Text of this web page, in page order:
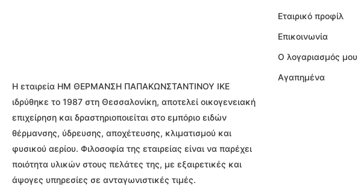
Η εταιρεία ΗΜ ΘΕΡΜΑΝΣΗ ΠΑΠΑΚΩΝΣΤΑΝΤΙΝΟΥ ΙΚΕ
ιδρύθηκε το 1987 στη Θεσσαλονίκη, αποτελεί οικογενειακή
επιχείρηση και δραστηριοποιείται στο εμπόριο ειδών
θέρμανσης, ύδρευσης, αποχέτευσης, κλιματισμού και
φυσικού αερίου. Φιλοσοφία της εταιρείας είναι να παρέχει
ποιότητα υλικών στους πελάτες της, με εξαιρετικές και
άψογες υπηρεσίες σε ανταγωνιστικές τιμές.
Εταιρικό προφίλ
Επικοινωνία
Ο λογαριασμός μου
Αγαπημένα